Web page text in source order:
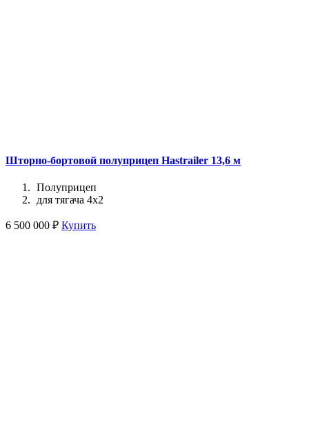
Шторно-бортовой полуприцеп Hastrailer 13,6 м
Полуприцеп
для тягача 4x2
6 500 000 ₽ Купить